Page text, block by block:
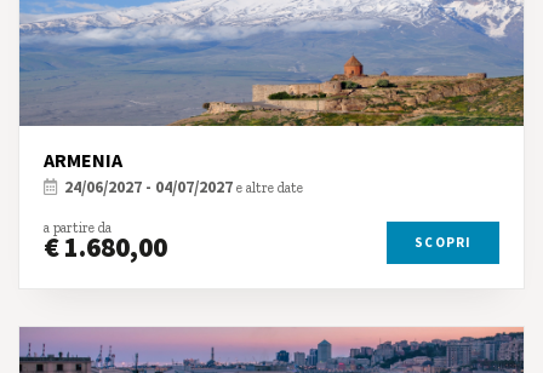
ARMENIA
24/06/2027 - 04/07/2027e altre date
a partire da
€ 1.680,00 SCOPRI